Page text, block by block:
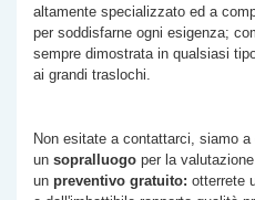
altamente specializzato ed a
per soddisfarne ogni esigenza;
sempre dimostrata in qualsiasi
ai grandi traslochi.
Non esitate a contattarci, siamo
un sopralluogo per la
un preventivo gratuito: otterrete